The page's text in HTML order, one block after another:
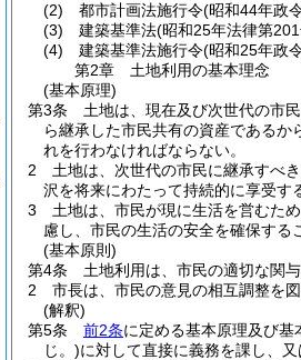
(2)
都市計画法施行令(昭和44年政
(3)
建築基準法(昭和25年法律第
(4)
建築基準法施行令(昭和25年政
第2章
土地利用の基本理念
(基本原理)
第3条
土地は、現在及び次世代の市
ら継承した市民共有の資産である
れを行わなければならない。
2
土地は、次世代の市民に継承すべ
沢を将来にわたって持続的に享受す
3
土地は、市民が現に生活を営むた
慮し、市民の生活の安全を確保する
(基本原則)
第4条
土地利用は、市民の適切な関
2
市長は、市民の意見の相互調整を
(解釈)
第5条
前2条に定める基本原理及び基
じ。)に対して直接に義務を課し、